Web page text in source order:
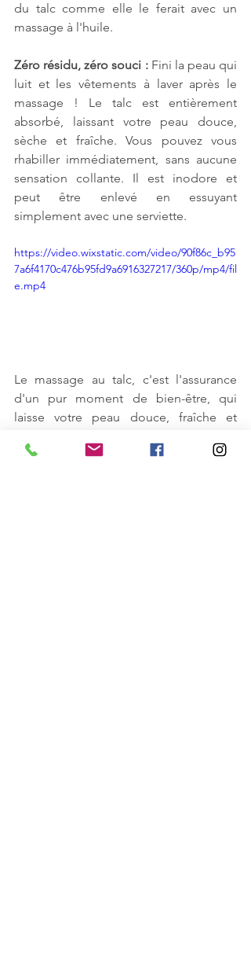
du talc comme elle le ferait avec un
massage à l'huile.
Zéro résidu, zéro souci : Fini la peau qui
luit et les vêtements à laver après le
massage ! Le talc est entièrement
absorbé, laissant votre peau douce,
sèche et fraîche. Vous pouvez vous
rhabiller immédiatement, sans aucune
sensation collante. Il est inodore et
peut être enlevé en essuyant
simplement avec une serviette.
https://video.wixstatic.com/video/90f86c_b95
7a6f4170c476b95fd9a6916327217/360p/mp4/fil
e.mp4
Le massage au talc, c'est l'assurance
d'un pur moment de bien-être, qui
laisse votre peau douce, fraîche et
n'êtes pas encore tout à fait prêt à